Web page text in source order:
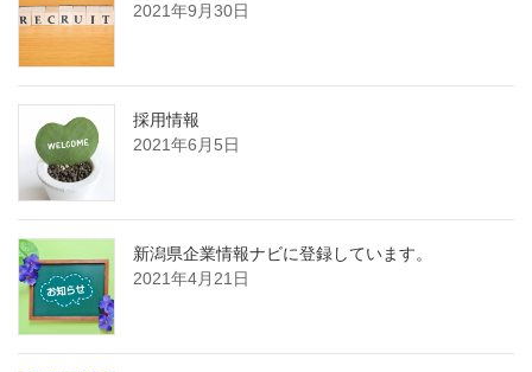
2021年9月30日
採用情報
2021年6月5日
新潟県企業情報ナビに登録しています。
2021年4月21日